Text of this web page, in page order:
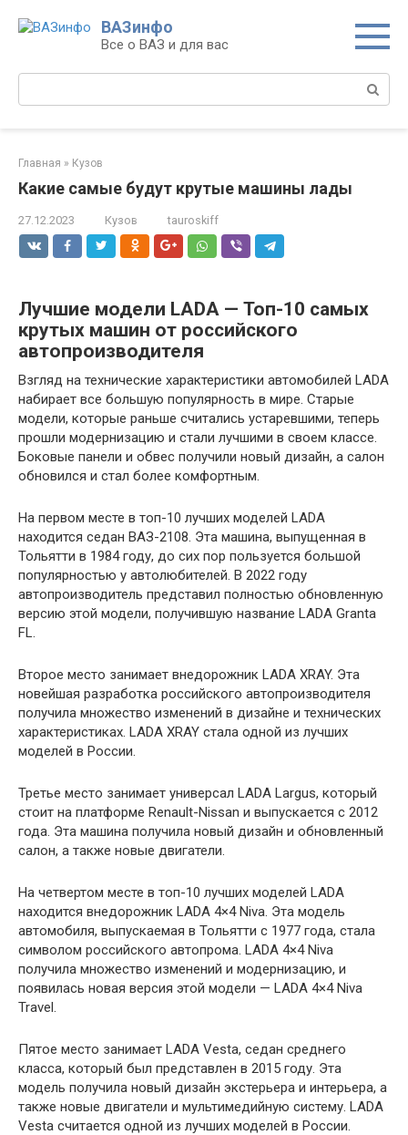
ВАЗинфо
Все о ВАЗ и для вас
Поиск:
Главная » Кузов
Какие самые будут крутые машины лады
27.12.2023 Кузов tauroskiff
Лучшие модели LADA — Топ-10 самых
крутых машин от российского
автопроизводителя
Взгляд на технические характеристики автомобилей LADA
набирает все большую популярность в мире. Старые
модели, которые раньше считались устаревшими, теперь
прошли модернизацию и стали лучшими в своем классе.
Боковые панели и обвес получили новый дизайн, а салон
обновился и стал более комфортным.
На первом месте в топ-10 лучших моделей LADA
находится седан ВАЗ-2108. Эта машина, выпущенная в
Тольятти в 1984 году, до сих пор пользуется большой
популярностью у автолюбителей. В 2022 году
автопроизводитель представил полностью обновленную
версию этой модели, получившую название LADA Granta
FL.
Второе место занимает внедорожник LADA XRAY. Эта
новейшая разработка российского автопроизводителя
получила множество изменений в дизайне и технических
характеристиках. LADA XRAY стала одной из лучших
моделей в России.
Третье место занимает универсал LADA Largus, который
стоит на платформе Renault-Nissan и выпускается с 2012
года. Эта машина получила новый дизайн и обновленный
салон, а также новые двигатели.
На четвертом месте в топ-10 лучших моделей LADA
находится внедорожник LADA 4×4 Niva. Эта модель
автомобиля, выпускаемая в Тольятти с 1977 года, стала
символом российского автопрома. LADA 4×4 Niva
получила множество изменений и модернизацию, и
появилась новая версия этой модели — LADA 4×4 Niva
Travel.
Пятое место занимает LADA Vesta, седан среднего
класса, который был представлен в 2015 году. Эта
модель получила новый дизайн экстерьера и интерьера, а
также новые двигатели и мультимедийную систему. LADA
Vesta считается одной из лучших моделей в России.